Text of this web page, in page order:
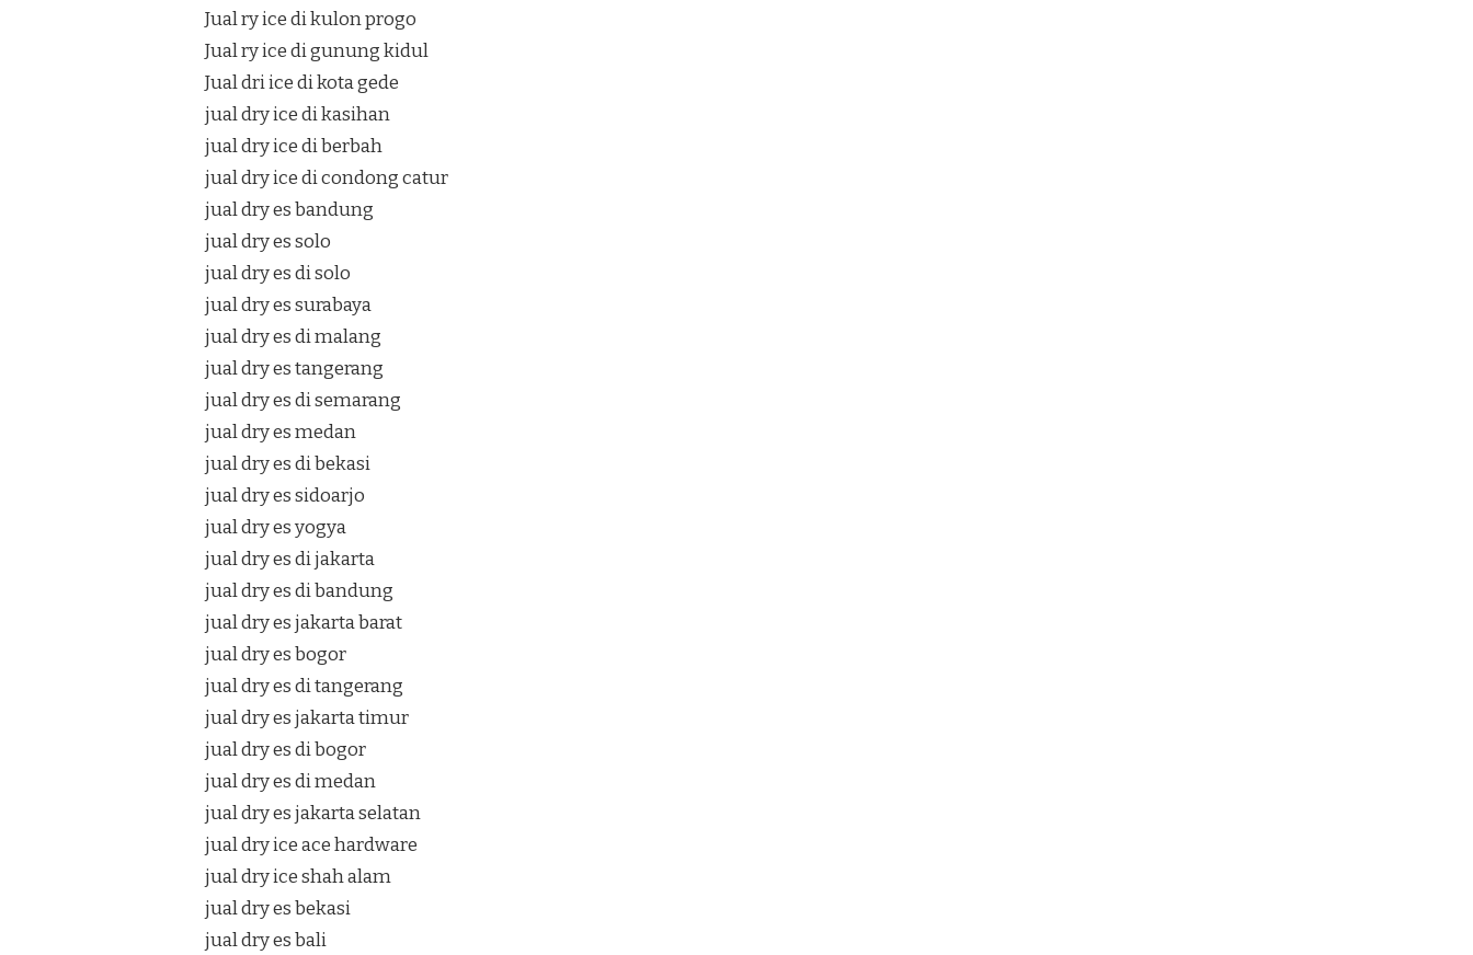
Jual ry ice di kulon progo
Jual ry ice di gunung kidul
Jual dri ice di kota gede
jual dry ice di kasihan
jual dry ice di berbah
jual dry ice di condong catur
jual dry es bandung
jual dry es solo
jual dry es di solo
jual dry es surabaya
jual dry es di malang
jual dry es tangerang
jual dry es di semarang
jual dry es medan
jual dry es di bekasi
jual dry es sidoarjo
jual dry es yogya
jual dry es di jakarta
jual dry es di bandung
jual dry es jakarta barat
jual dry es bogor
jual dry es di tangerang
jual dry es jakarta timur
jual dry es di bogor
jual dry es di medan
jual dry es jakarta selatan
jual dry ice ace hardware
jual dry ice shah alam
jual dry es bekasi
jual dry es bali